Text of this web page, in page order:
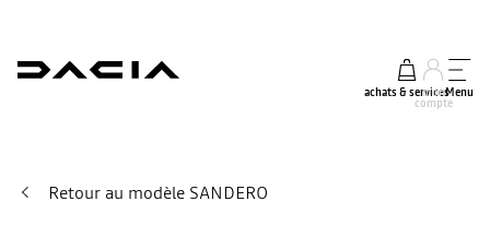
achats & services
mon
compte
Menu
Retour au modèle SANDERO